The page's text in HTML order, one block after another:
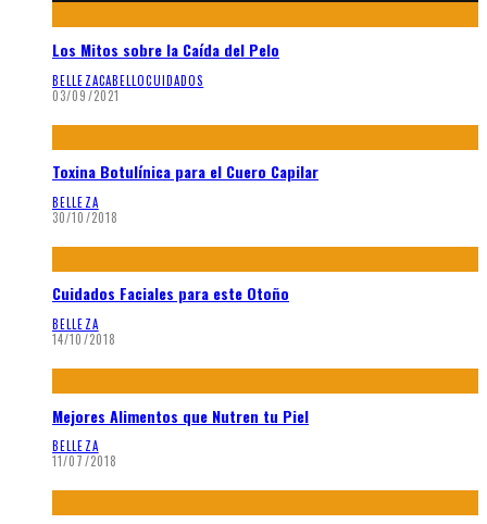
Los Mitos sobre la Caída del Pelo
BELLEZACABELLOCUIDADOS
03/09/2021
Toxina Botulínica para el Cuero Capilar
BELLEZA
30/10/2018
Cuidados Faciales para este Otoño
BELLEZA
14/10/2018
Mejores Alimentos que Nutren tu Piel
BELLEZA
11/07/2018